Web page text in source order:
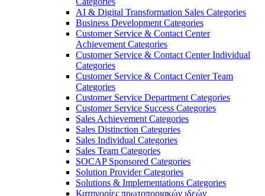
AI & Digital Transformation Sales Categories
Business Development Categories
Customer Service & Contact Center
Achievement Categories
Customer Service & Contact Center Individual
Categories
Customer Service & Contact Center Team
Categories
Customer Service Department Categories
Customer Service Success Categories
Sales Achievement Categories
Sales Distinction Categories
Sales Individual Categories
Sales Team Categories
SOCAP Sponsored Categories
Solution Provider Categories
Solutions & Implementations Categories
Κατηγορίες πρωτοποριακών ιδεών